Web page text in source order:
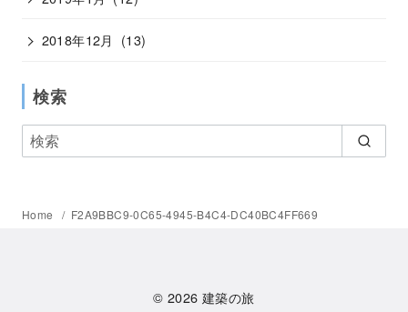
2018年12月 (13)
検索
Home F2A9BBC9-0C65-4945-B4C4-DC40BC4FF669
© 2026建築の旅